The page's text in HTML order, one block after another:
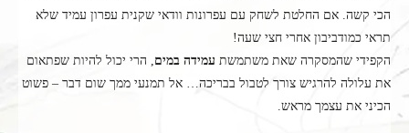
הכי קשה. אם החלטת לשחק עם עפרונות וודאי שקנית עפרון עמיד שלא
תראי כמודביבון אחרי חצי שעה!
הקפידי שהמסקרה שאת משתמשת עמידה במים , הרי יכול להיות שפתאום
את עלולה להרגיש צורך לטבול בבריכה… אל תמנעי ממך שום דבר – פשוט
הכיני את עצמך מראש.